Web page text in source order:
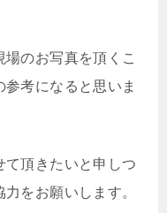
のお写真を頂くこ
考になると思いま
頂きたいと申しつ
をお願いします。